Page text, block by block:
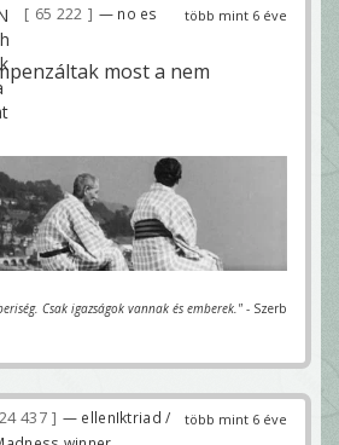
több mint 6 éve
65 222
— no es
most a nem
Csak igazságok vannak és emberek." - Szerb
több mint 6 éve
24 437
— ellenIktriad /